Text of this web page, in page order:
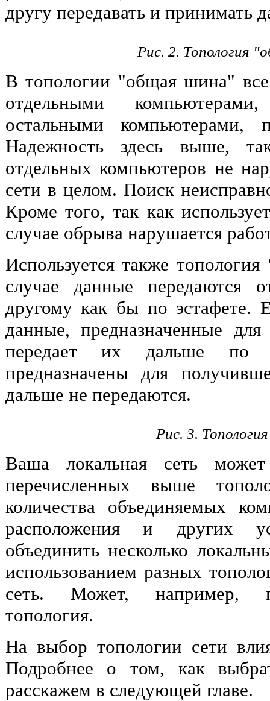
другу передавать и принимать
Рис. 2. Топология
В топологии "общая шина"
отдельными
остальными компьютерами,
Надежность здесь выше,
отдельных компьютеров не
сети в целом. Поиск
Кроме того, так как
случае обрыва нарушается
Используется также
случае данные передаются
другому как бы по эстафете.
данные, предназначенные
передает их дальше по
предназначены для
дальше не передаются.
Рис. 3.
Ваша локальная сеть
перечисленных выше
количества объединяемых
расположения и других
объединить несколько
использованием разных
сеть. Может, например,
топология.
На выбор топологии сети
Подробнее о том, как
расскажем в следующей главе.